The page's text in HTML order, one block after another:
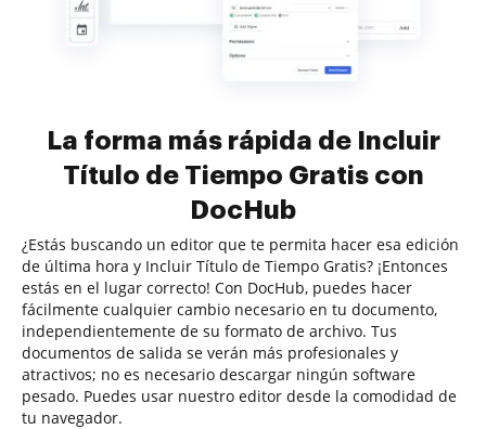
La forma más rápida de Incluir
Título de Tiempo Gratis con
DocHub
¿Estás buscando un editor que te permita hacer esa edición
de última hora y Incluir Título de Tiempo Gratis? ¡Entonces
estás en el lugar correcto! Con DocHub, puedes hacer
fácilmente cualquier cambio necesario en tu documento,
independientemente de su formato de archivo. Tus
documentos de salida se verán más profesionales y
atractivos; no es necesario descargar ningún software
pesado. Puedes usar nuestro editor desde la comodidad de
tu navegador.